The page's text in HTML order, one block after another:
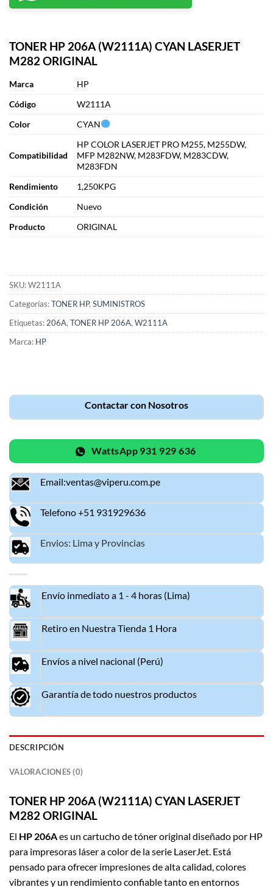
TONER HP 206A (W2111A) CYAN LASERJET
M282 ORIGINAL
Marca
HP
Código
W2111A
Color
CYAN
Compatibilidad
HP COLOR LASERJET PRO M255, M255DW,
MFP M282NW, M283FDW, M283CDW,
M283FDN
Rendimiento
1,250KPG
Condición
Nuevo
Producto
ORIGINAL
SKU:W2111A
Categorías:TONER HP, SUMINISTROS
Etiquetas: 206A, TONER HP 206A, W2111A
Marca: HP
Contactar con Nosotros
WattsApp 931 929 636
Email:ventas@viperu.com.pe
Telefono +51 931929636
Envios: Lima y Provincias
Envío inmediato a 1 - 4 horas (Lima)
Retiro en Nuestra Tienda 1 Hora
Envíos a nivel nacional (Perú)
Garantía de todo nuestros productos
DESCRIPCIÓN
VALORACIONES (0)
TONER HP 206A (W2111A) CYAN LASERJET
M282 ORIGINAL
El HP 206Aes un cartucho de tóner original diseñado por HP
para impresoras láser a color de la serie LaserJet. Está
pensado para ofrecer impresiones de alta calidad, colores
vibrantes y un rendimiento confiable tanto en entornos